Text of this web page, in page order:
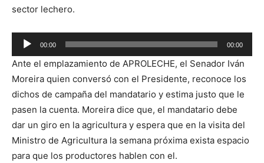
sector lechero.
Reproductor
de
audio
00:00 00:00
Ante el emplazamiento de APROLECHE, el Senador Iván
Moreira quien conversó con el Presidente, reconoce los
dichos de campaña del mandatario y estima justo que le
pasen la cuenta. Moreira dice que, el mandatario debe
dar un giro en la agricultura y espera que en la visita del
Ministro de Agricultura la semana próxima exista espacio
para que los productores hablen con el.